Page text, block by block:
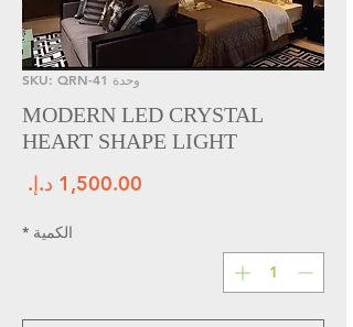
وحدة SKU: QRN-41
MODERN LED CRYSTAL
HEART SHAPE LIGHT
الكمية *